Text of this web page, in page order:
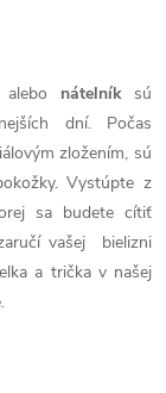
nátelníksú
dní. Počas
zložením, sú
Vystúpte z
sa budete cítiť
vašej bielizni
a trička v našej